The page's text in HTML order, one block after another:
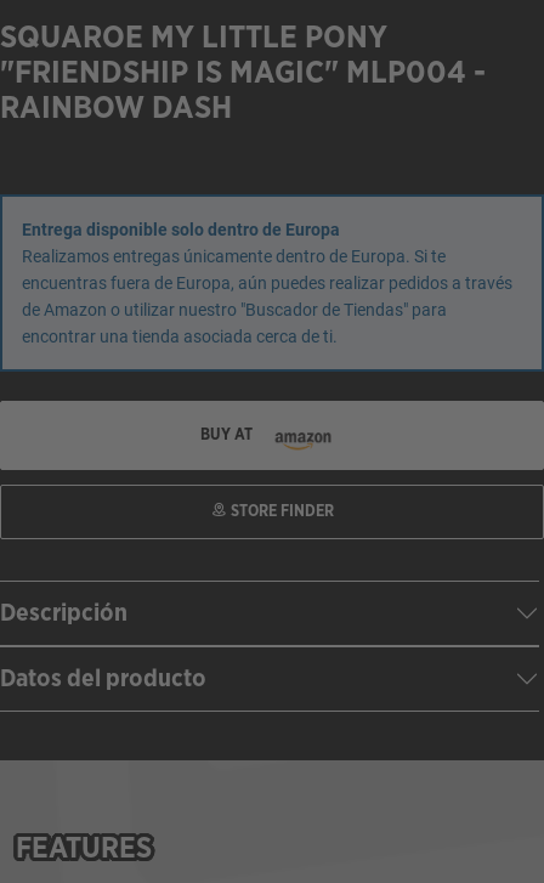
SQUAROE MY LITTLE PONY
"FRIENDSHIP IS MAGIC" MLP004 -
RAINBOW DASH
Entrega disponible solo dentro de Europa
Realizamos entregas únicamente dentro de Europa. Si te
encuentras fuera de Europa, aún puedes realizar pedidos a través
de Amazon o utilizar nuestro "Buscador de Tiendas" para
encontrar una tienda asociada cerca de ti.
BUY AT
STORE FINDER
Descripción
Datos del producto
FEATURES